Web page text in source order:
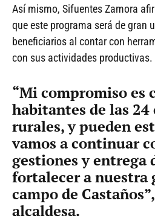
Así mismo, Sifuentes Zamora
que este programa será de gran
beneficiarios al contar con
con sus actividades productivas.
“Mi compromiso es
habitantes de las 24
rurales, y pueden
vamos a continuar
gestiones y entrega
fortalecer a nuestra
campo de
alcaldesa.